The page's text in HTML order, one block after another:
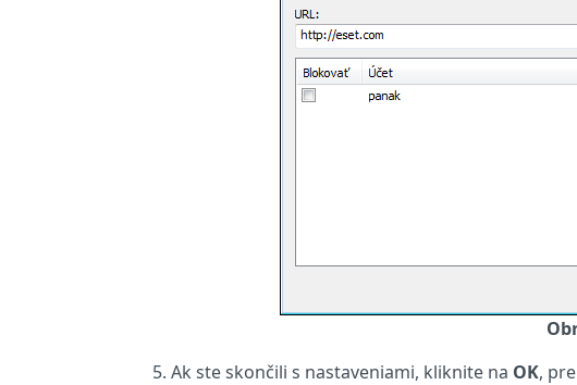
Ak ste skončili s nastaveniami, kliknite na OK,